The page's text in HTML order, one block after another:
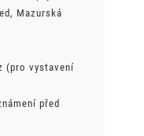
Mazurská
(pro vystavení
před